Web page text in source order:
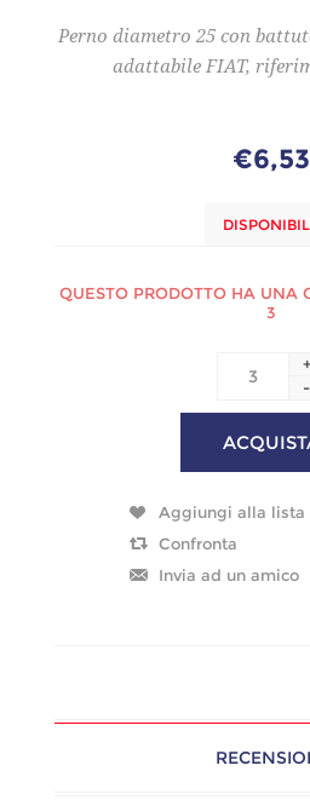
Perno diametro 25 con
adattabile FIAT,
€6,53
QUESTO PRODOTTO HA UNA
3
+
-